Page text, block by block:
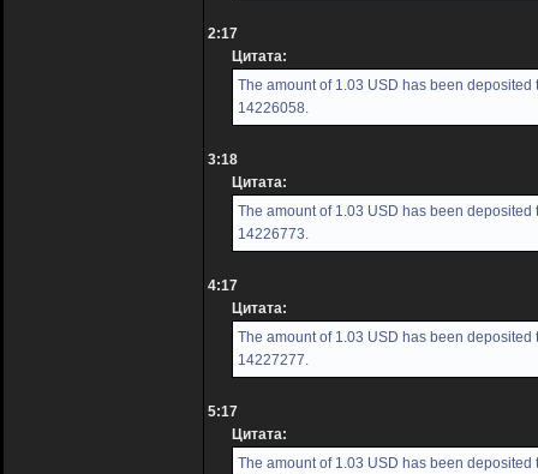
2:17
Цитата:
The amount of 1.03 USD has been deposited
14226058.
3:18
Цитата:
The amount of 1.03 USD has been deposited
14226773.
4:17
Цитата:
The amount of 1.03 USD has been deposited
14227277.
5:17
Цитата:
The amount of 1.03 USD has been deposited